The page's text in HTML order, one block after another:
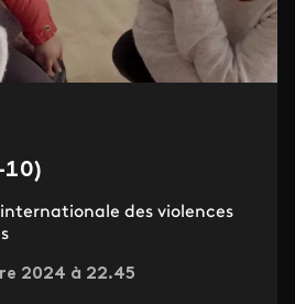
10)
des violences
2024 à 22.45